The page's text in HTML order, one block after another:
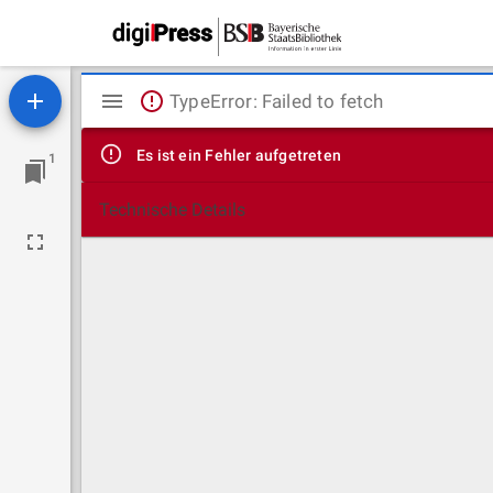
1
Mirador
Viewer
TypeError: Failed to fetch
Es ist ein Fehler aufgetreten
Technische Details